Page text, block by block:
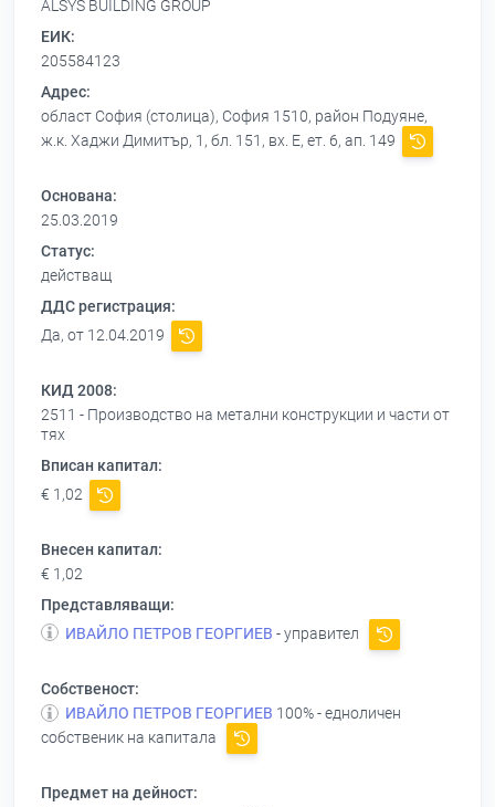
ALSYS BUILDING GROUP
ЕИК:
205584123
Адрес:
област София (столица), София 1510, район Подуяне,
ж.к. Хаджи Димитър, 1, бл. 151, вх. Е, ет. 6, ап. 149
Основана:
25.03.2019
Статус:
действащ
ДДС регистрация:
Да, от 12.04.2019
КИД 2008:
2511 - Производство на метални конструкции и части от
тях
Вписан капитал:
€ 1,02
Внесен капитал:
€ 1,02
Представляващи:
ИВАЙЛО ПЕТРОВ ГЕОРГИЕВ - управител
Собственост:
ИВАЙЛО ПЕТРОВ ГЕОРГИЕВ 100% - едноличен
собственик на капитала
Предмет на дейност: